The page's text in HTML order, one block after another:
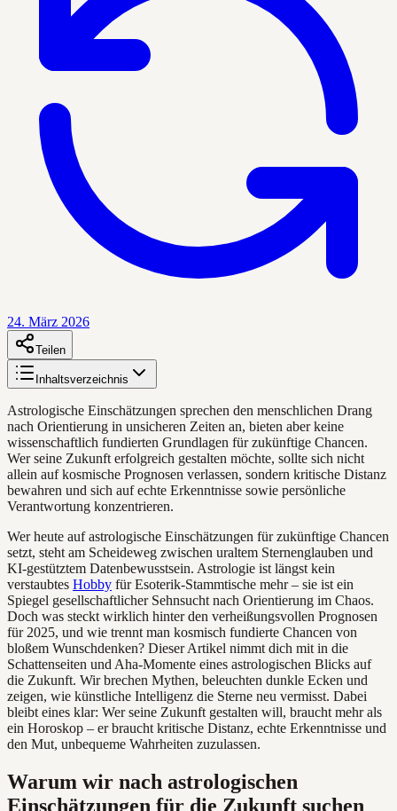
24. März 2026
Teilen
Inhaltsverzeichnis
Astrologische Einschätzungen sprechen den menschlichen Drang
nach Orientierung in unsicheren Zeiten an, bieten aber keine
wissenschaftlich fundierten Grundlagen für zukünftige Chancen.
Wer seine Zukunft erfolgreich gestalten möchte, sollte sich nicht
allein auf kosmische Prognosen verlassen, sondern kritische Distanz
bewahren und sich auf echte Erkenntnisse sowie persönliche
Verantwortung konzentrieren.
Wer heute auf astrologische Einschätzungen für zukünftige Chancen
setzt, steht am Scheideweg zwischen uraltem Sternenglauben und
KI-gestütztem Datenbewusstsein. Astrologie ist längst kein
verstaubtes Hobby für Esoterik-Stammtische mehr – sie ist ein
Spiegel gesellschaftlicher Sehnsucht nach Orientierung im Chaos.
Doch was steckt wirklich hinter den verheißungsvollen Prognosen
für 2025, und wie trennt man kosmisch fundierte Chancen von
bloßem Wunschdenken? Dieser Artikel nimmt dich mit in die
Schattenseiten und Aha-Momente eines astrologischen Blicks auf
die Zukunft. Wir brechen Mythen, beleuchten dunkle Ecken und
zeigen, wie künstliche Intelligenz die Sterne neu vermisst. Dabei
bleibt eines klar: Wer seine Zukunft gestalten will, braucht mehr als
ein Horoskop – er braucht kritische Distanz, echte Erkenntnisse und
den Mut, unbequeme Wahrheiten zuzulassen.
Warum wir nach astrologischen
Einschätzungen für die Zukunft suchen